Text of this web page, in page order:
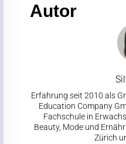
Autor
Erfahrung seit 2010 als
Education Company
Fachschule in
Beauty, Mode und
Zürich